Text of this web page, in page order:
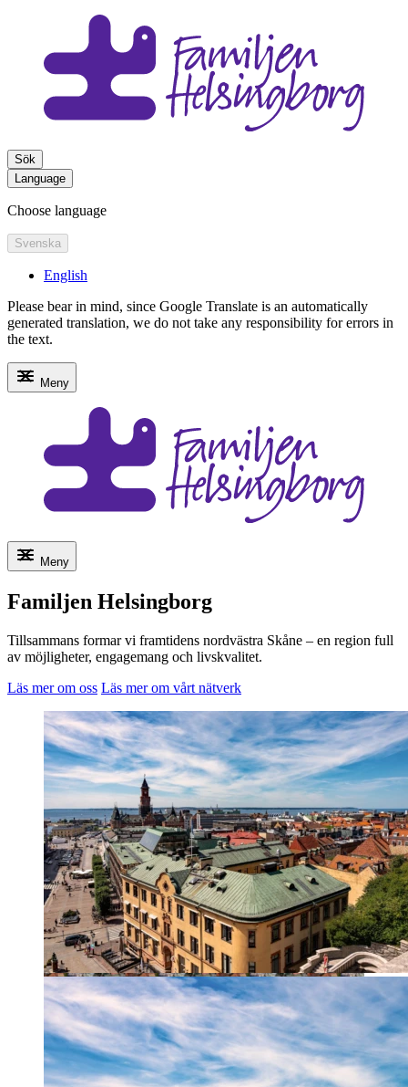
Sök
Language
Choose language
Svenska
English
Please bear in mind, since Google Translate is an automatically
generated translation, we do not take any responsibility for errors in
the text.
Meny
Meny
Familjen Helsingborg
Tillsammans formar vi framtidens nordvästra Skåne – en region full
av möjligheter, engagemang och livskvalitet.
Läs mer om oss Läs mer om vårt nätverk